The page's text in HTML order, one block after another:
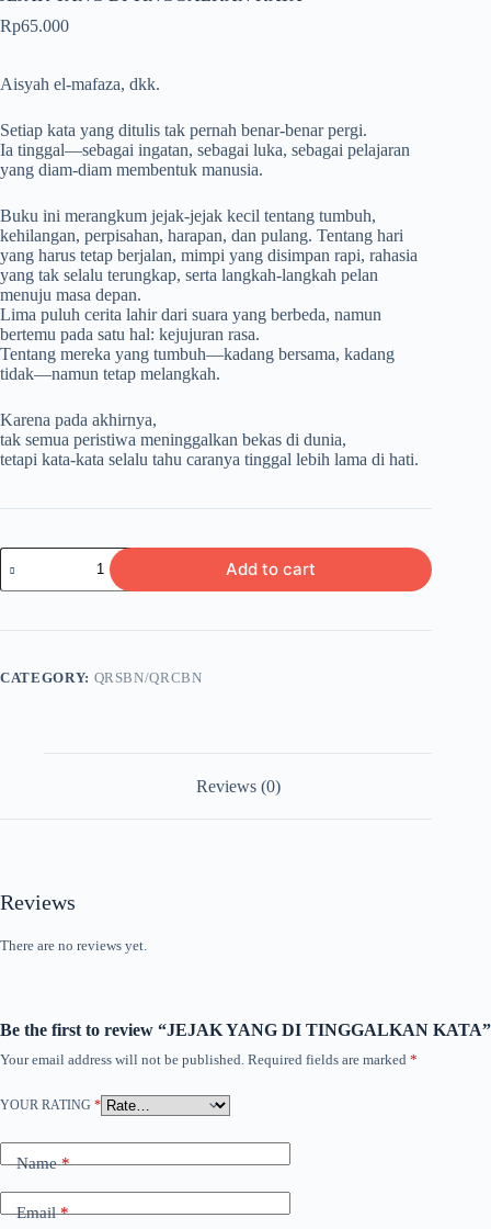
Rp65.000
Aisyah el-mafaza, dkk.
Setiap kata yang ditulis tak pernah benar-benar pergi.
Ia tinggal—sebagai ingatan, sebagai luka, sebagai pelajaran
yang diam-diam membentuk manusia.
Buku ini merangkum jejak-jejak kecil tentang tumbuh,
kehilangan, perpisahan, harapan, dan pulang. Tentang hari
yang harus tetap berjalan, mimpi yang disimpan rapi, rahasia
yang tak selalu terungkap, serta langkah-langkah pelan
menuju masa depan.
Lima puluh cerita lahir dari suara yang berbeda, namun
bertemu pada satu hal: kejujuran rasa.
Tentang mereka yang tumbuh—kadang bersama, kadang
tidak—namun tetap melangkah.
Karena pada akhirnya,
tak semua peristiwa meninggalkan bekas di dunia,
tetapi kata-kata selalu tahu caranya tinggal lebih lama di hati.
JEJAK
YANG
DI
KATA
Add to cart
CATEGORY: QRSBN/QRCBN
Reviews (0)
Reviews
There are no reviews yet.
Be the first to review “JEJAK YANG DI TINGGALKAN KATA”
Your email address will not be published. Required fields are marked *
YOUR RATING *
Name*
Email*